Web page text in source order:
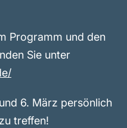
Programm und den
Sie unter
6. März persönlich
treffen!